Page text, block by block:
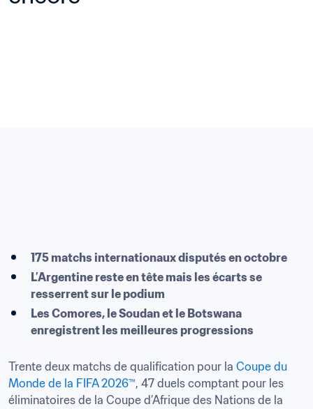
175 matchs internationaux disputés en octobre
L’Argentine reste en tête mais les écarts se
resserrent sur le podium
Les Comores, le Soudan et le Botswana
enregistrent les meilleures progressions
Trente deux matchs de qualification pour la Coupe du
Monde de la FIFA 2026™, 47 duels comptant pour les
éliminatoires de la Coupe d’Afrique des Nations de la